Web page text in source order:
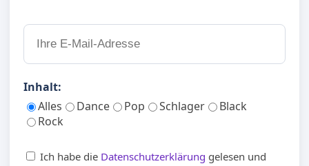
Inhalt:
Alles
Dance Pop Schlager
Black
Rock
Ich habe die Datenschutzerklärung gelesen und